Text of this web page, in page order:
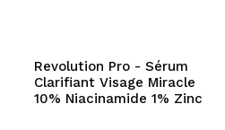
Revolution Pro - Sérum
Clarifiant Visage Miracle
10% Niacinamide 1% Zinc